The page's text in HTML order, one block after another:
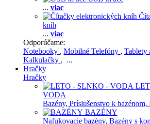
... viac
kníh
... viac
Odporúčame:
Notebooky , Mobilné Telefóny , Tablety
Kalkulačky , ...
Hračky
Hračky
VODA
Bazény, Príslušenstvo k bazénom,
BAZÉNY
Nafukovacie bazény, Bazény s